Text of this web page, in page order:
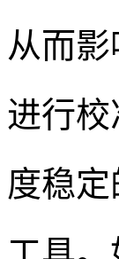
从而
进行
度稳